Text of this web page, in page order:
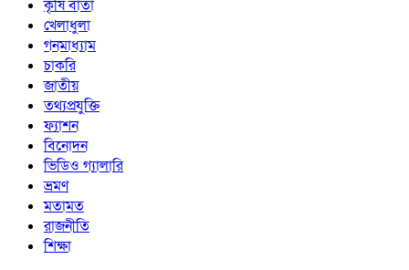
কৃষি বার্তা
খেলাধুলা
গনমাধ্যাম
চাকরি
জাতীয়
তথ্যপ্রযুক্তি
ফ্যাশন
বিনোদন
ভিডিও গ্যালারি
ভ্রমণ
মতামত
রাজনীতি
শিক্ষা